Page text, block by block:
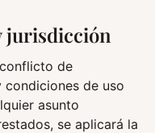
jurisdicción
de
de uso
asunto
se aplicará la